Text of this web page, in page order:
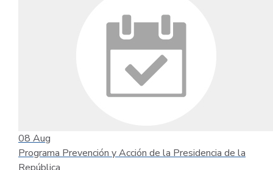
08 Aug
Programa Prevención y Acción de la Presidencia de la